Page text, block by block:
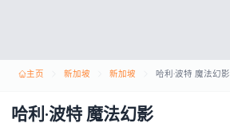
主页 新加坡 新加坡 哈利·波特 魔法幻影
哈利·波特 魔法幻影